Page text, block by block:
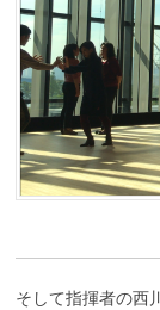
そして指揮者の西